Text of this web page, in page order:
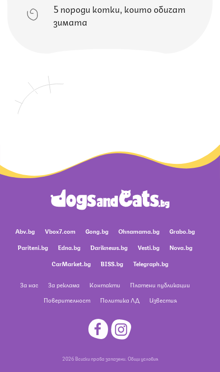
5 породи котки, които обичат
зимата
Abv.bg Vbox7.com Gong.bg Ohnamama.bg
Grabo.bg
Pariteni.bg
Edna.bg Dariknews.bg Vesti.bg
Nova.bg
CarMarket.bg
BISS.bg Telegraph.bg
За нас За реклама Контакти
Платени публикации
Поверителност
Политика ЛД Известия
2026 Всички права запазени. Общи условия